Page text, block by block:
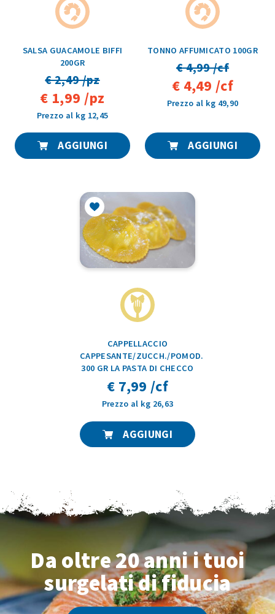
SALSA GUACAMOLE BIFFI
200GR
€ 2,49 /pz
€ 1,99 /pz
Prezzo al kg 12,45
AGGIUNGI
TONNO AFFUMICATO 100GR
€ 4,99 /cf
€ 4,49 /cf
Prezzo al kg 49,90
AGGIUNGI
CAPPELLACCIO
CAPPESANTE/ZUCCH./POMOD.
300 GR LA PASTA DI CHECCO
€ 7,99 /cf
Prezzo al kg 26,63
AGGIUNGI
Da oltre 20 annii tuoi
surgelati di fiducia